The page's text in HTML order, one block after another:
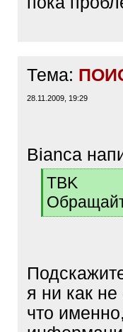
Тема:
28.11.2009, 19:29
Bianca
[
q
]
TBK
[
я ни как не
что